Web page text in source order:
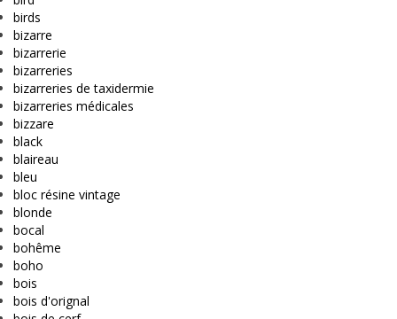
birds
bizarre
bizarrerie
bizarreries
bizarreries de taxidermie
bizarreries médicales
bizzare
black
blaireau
bleu
bloc résine vintage
blonde
bocal
bohême
boho
bois
bois d'orignal